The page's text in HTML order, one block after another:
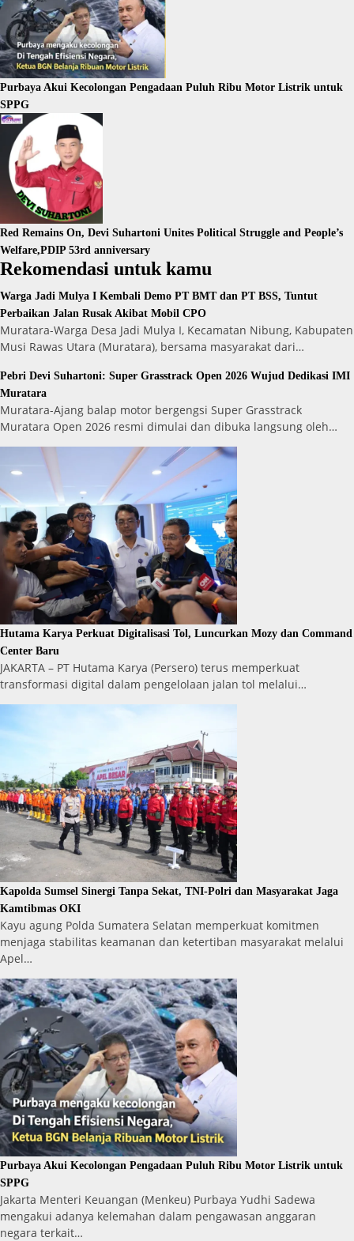
Purbaya Akui Kecolongan Pengadaan Puluh Ribu Motor Listrik untuk
SPPG
Red Remains On, Devi Suhartoni Unites Political Struggle and People’s
Welfare,PDIP 53rd anniversary
Rekomendasi untuk kamu
Warga Jadi Mulya I Kembali Demo PT BMT dan PT BSS, Tuntut
Perbaikan Jalan Rusak Akibat Mobil CPO
Muratara-Warga Desa Jadi Mulya I, Kecamatan Nibung, Kabupaten
Musi Rawas Utara (Muratara), bersama masyarakat dari…
Pebri Devi Suhartoni: Super Grasstrack Open 2026 Wujud Dedikasi IMI
Muratara
Muratara-Ajang balap motor bergengsi Super Grasstrack
Muratara Open 2026 resmi dimulai dan dibuka langsung oleh…
Hutama Karya Perkuat Digitalisasi Tol, Luncurkan Mozy dan Command
Center Baru
JAKARTA – PT Hutama Karya (Persero) terus memperkuat
transformasi digital dalam pengelolaan jalan tol melalui…
Kapolda Sumsel Sinergi Tanpa Sekat, TNI-Polri dan Masyarakat Jaga
Kamtibmas OKI
Kayu agung Polda Sumatera Selatan memperkuat komitmen
menjaga stabilitas keamanan dan ketertiban masyarakat melalui
Apel…
Purbaya Akui Kecolongan Pengadaan Puluh Ribu Motor Listrik untuk
SPPG
Jakarta Menteri Keuangan (Menkeu) Purbaya Yudhi Sadewa
mengakui adanya kelemahan dalam pengawasan anggaran
negara terkait…